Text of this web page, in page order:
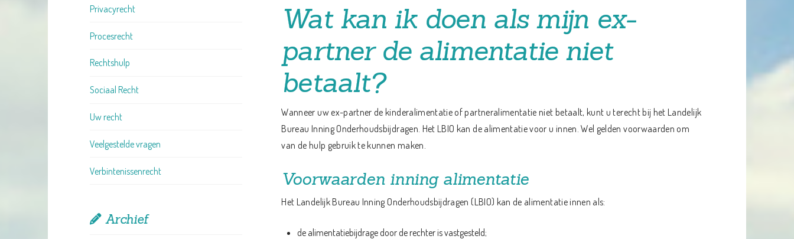
Wat kan ik doen als mijn ex-
partner de alimentatie niet
betaalt?
Wanneer uw ex-partner de kinderalimentatie of partneralimentatie niet betaalt, kunt u terecht bij het Landelijk
Bureau Inning Onderhoudsbijdragen. Het LBIO kan de alimentatie voor u innen. Wel gelden voorwaarden om
van de hulp gebruik te kunnen maken.
Voorwaarden inning alimentatie
Het Landelijk Bureau Inning Onderhoudsbijdragen (LBIO) kan de alimentatie innen als:
de alimentatiebijdrage door de rechter is vastgesteld;
Privacyrecht
Procesrecht
Rechtshulp
Sociaal Recht
Uw recht
Veelgestelde vragen
Verbintenissenrecht
Archief